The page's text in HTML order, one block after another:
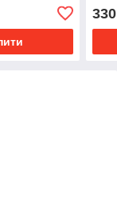
330